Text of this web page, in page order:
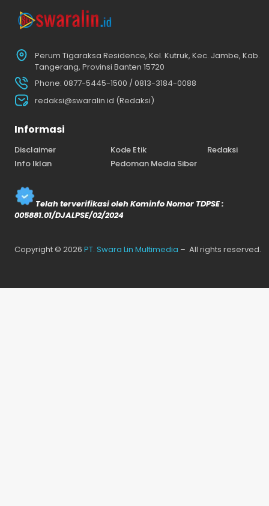
Perum Tigaraksa Residence, Kel. Kutruk, Kec. Jambe, Kab.
Tangerang, Provinsi Banten 15720
Phone: 0877-5445-1500 / 0813-3184-0088
redaksi@swaralin.id (Redaksi)
Informasi
Disclaimer Kode Etik
Redaksi
Info Iklan
Pedoman Media Siber
Telah terverifikasi oleh Kominfo Nomor TDPSE :
005881.01/DJALPSE/02/2024
Copyright © 2026 PT. Swara Lin Multimedia – All rights reserved.